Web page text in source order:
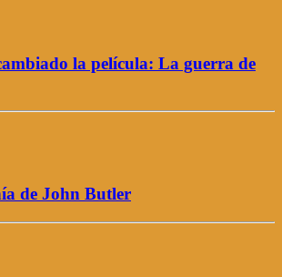
la película: La guerra de
de John Butler